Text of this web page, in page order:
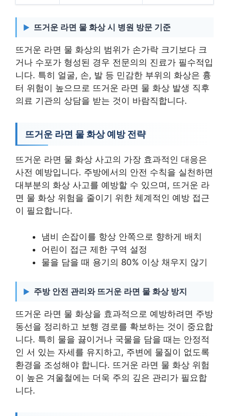
뜨거운 라면 물 화상 시 병원 방문 기준
뜨거운 라면 물 화상의 범위가 손가락 크기보다 크
거나 수포가 형성된 경우 전문의의 진료가 필수적입
니다. 특히 얼굴, 손, 발 등 민감한 부위의 화상은 흉
터 위험이 높으므로 뜨거운 라면 물 화상 발생 직후
의료 기관의 상담을 받는 것이 바람직합니다.
뜨거운 라면 물 화상 예방 전략
뜨거운 라면 물 화상 사고의 가장 효과적인 대응은
사전 예방입니다. 주방에서의 안전 수칙을 실천하면
대부분의 화상 사고를 예방할 수 있으며, 뜨거운 라
면 물 화상 위험을 줄이기 위한 체계적인 예방 접근
이 필요합니다.
냄비 손잡이를 항상 안쪽으로 향하게 배치
어린이 접근 제한 구역 설정
물을 담을 때 용기의 80% 이상 채우지 않기
주방 안전 관리와 뜨거운 라면 물 화상 방지
뜨거운 라면 물 화상을 효과적으로 예방하려면 주방
동선을 정리하고 보행 경로를 확보하는 것이 중요합
니다. 특히 물을 끓이거나 국물을 담을 때는 안정적
인 서 있는 자세를 유지하고, 주변에 물질이 없도록
환경을 조성해야 합니다. 뜨거운 라면 물 화상 위험
이 높은 겨울철에는 더욱 주의 깊은 관리가 필요합
니다.